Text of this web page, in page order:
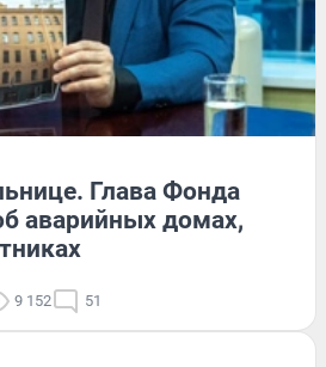
Глава Фонда
аварийных домах,
9 152 51